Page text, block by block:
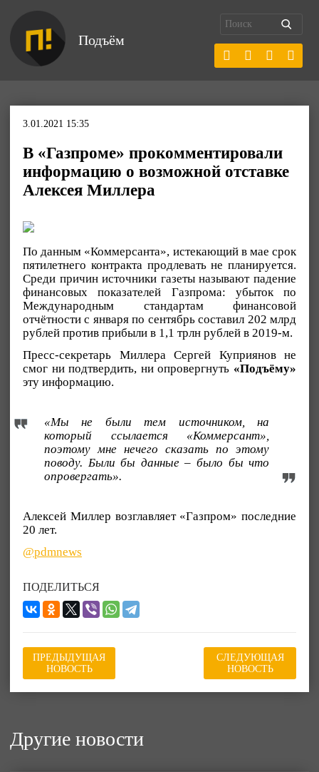
Подъём
3.01.2021 15:35
В «Газпроме» прокомментировали
информацию о возможной отставке
Алексея Миллера
По данным «Коммерсанта», истекающий в мае срок
пятилетнего контракта продлевать не планируется.
Среди причин источники газеты называют падение
финансовых показателей Газпрома: убыток по
Международным стандартам финансовой
отчётности с января по сентябрь составил 202 млрд
рублей против прибыли в 1,1 трлн рублей в 2019-м.
Пресс-секретарь Миллера Сергей Куприянов не
смог ни подтвердить, ни опровергнуть «Подъёму»
эту информацию.
«Мы не были тем источником, на
который ссылается «Коммерсант»,
поэтому мне нечего сказать по этому
поводу. Были бы данные – было бы что
опровергать».
Алексей Миллер возглавляет «Газпром» последние
20 лет.
@pdmnews
ПОДЕЛИТЬСЯ
ПРЕДЫДУЩАЯ
НОВОСТЬ
СЛЕДУЮЩАЯ
НОВОСТЬ
Другие новости